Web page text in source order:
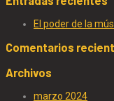
El poder de la
Comentarios
Archivos
marzo 2024